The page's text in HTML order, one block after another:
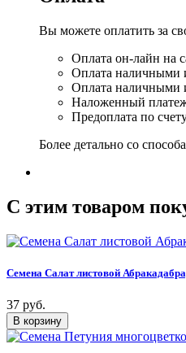
Вы можете оплатить за
Оплата он-лайн на
Оплата наличными
Оплата наличными
Наложенный
Предоплата по
Более детально со
C этим товаром
Семена Салат листовой
37 руб.